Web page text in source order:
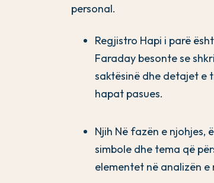
personal.
Regjistro Hapi i parë
Faraday besonte se
saktësinë dhe detajet e
hapat pasues.
Njih Në fazën e
simbole dhe tema që
elementet në analizën e